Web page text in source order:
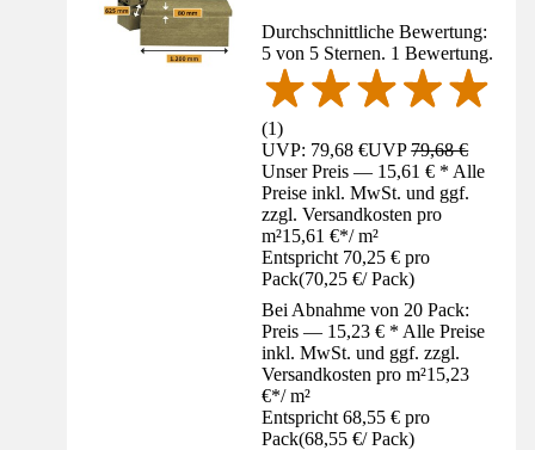
Durchschnittliche Bewertung:
5 von 5 Sternen. 1 Bewertung.
(1)
UVP: 79,68 €UVP79,68 €
Unser Preis — 15,61 € * Alle
Preise inkl. MwSt. und ggf.
zzgl. Versandkosten pro
m²15,61 €*/ m²
Entspricht 70,25 € pro
Pack(70,25 €/ Pack)
Bei Abnahme von 20 Pack:
Preis — 15,23 € * Alle Preise
inkl. MwSt. und ggf. zzgl.
Versandkosten pro m²15,23
€*/ m²
Entspricht 68,55 € pro
Pack(68,55 €/ Pack)